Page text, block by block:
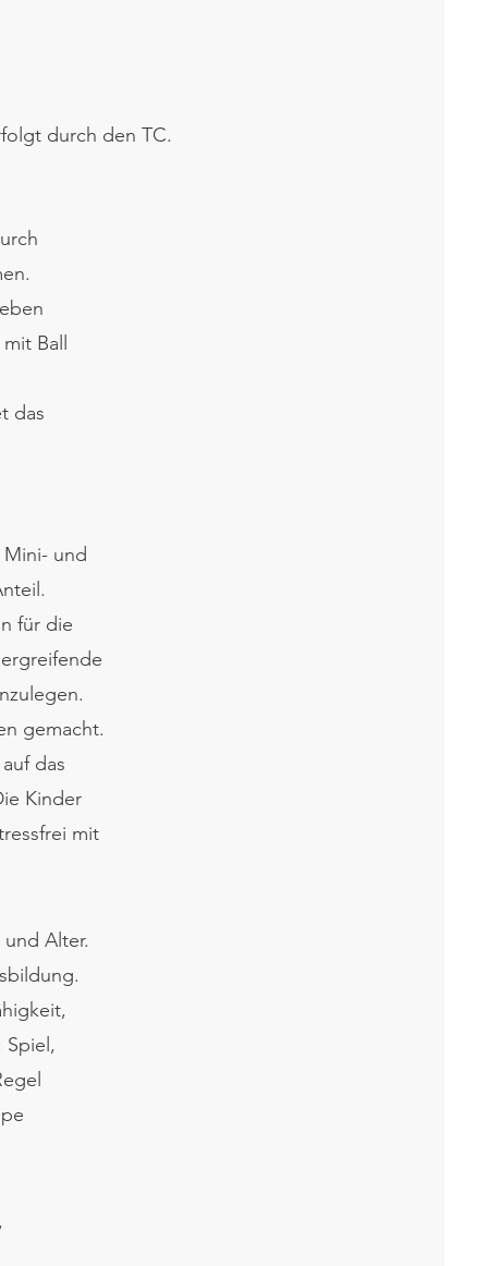
durch den TC.
Ball
das
und
für die
gemacht.
das
Kinder
mit
und Alter.
Spiel,